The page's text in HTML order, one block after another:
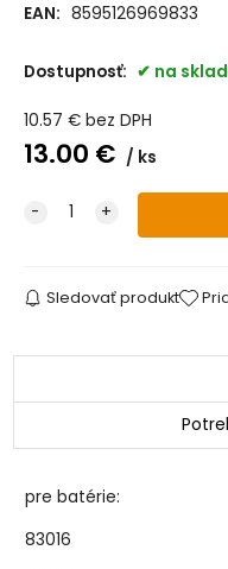
EAN: 8595126969833
Dostupnosť: na
10.57 € bez DPH
13.00 € ks
Sledovať produkt
pre batérie:
83016